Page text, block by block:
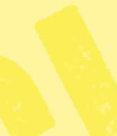
plats för upp till 16 skrivbord.